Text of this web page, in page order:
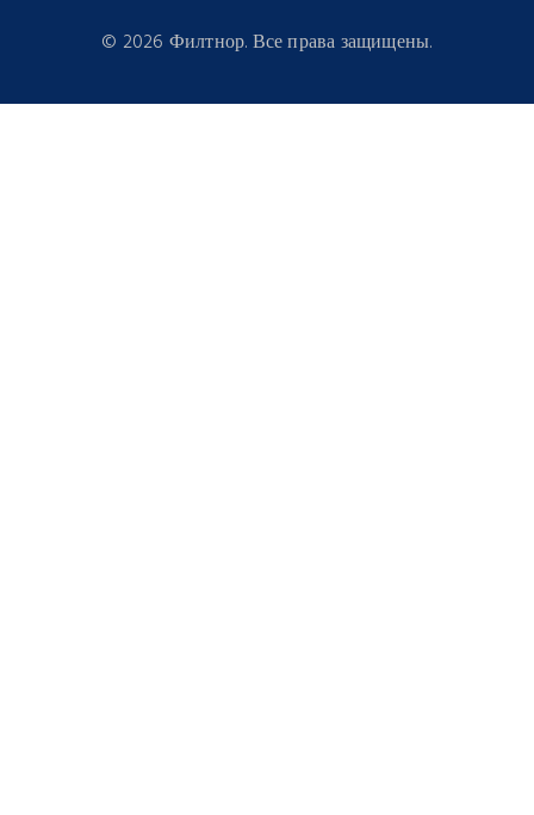
© 2026 Филтнор. Все права защищены.